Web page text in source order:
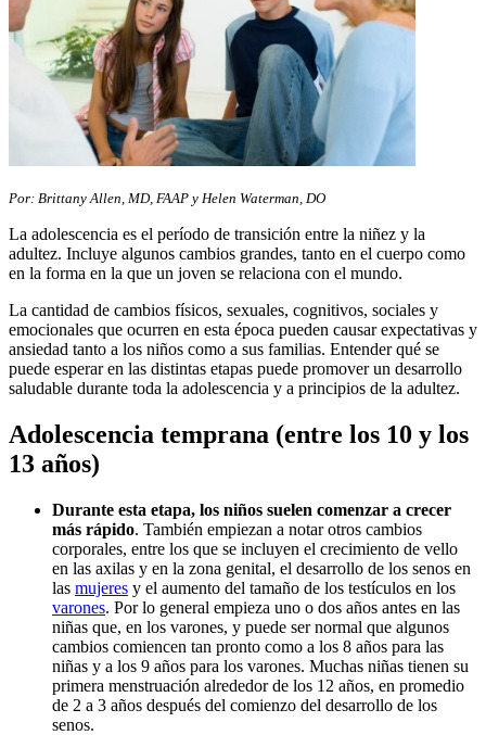
Por: Brittany Allen, MD, FAAP y Helen Waterman, DO
La adolescencia es el período de transición entre la niñez y la
adultez. Incluye algunos cambios grandes, tanto en el cuerpo como
en la forma en la que un joven se relaciona con el mundo.
La cantidad de cambios físicos, sexuales, cognitivos, sociales y
emocionales que ocurren en esta época pueden causar expectativas y
ansiedad tanto a los niños como a sus familias. Entender qué se
puede esperar en las distintas etapas puede promover un desarrollo
saludable durante toda la adolescencia y a principios de la adultez.
Adolescencia temprana (entre los 10 y los
13 años)
Durante esta etapa, los niños suelen comenzar a crecer
más rápido. También empiezan a notar otros cambios
corporales, entre los que se incluyen el crecimiento de vello
en las axilas y en la zona genital, el desarrollo de los senos en
las mujeres y el aumento del tamaño de los testículos en los
varones. Por lo general empieza uno o dos años antes en las
niñas que, en los varones, y puede ser normal que algunos
cambios comiencen tan pronto como a los 8 años para las
niñas y a los 9 años para los varones. Muchas niñas tienen su
primera menstruación alrededor de los 12 años, en promedio
de 2 a 3 años después del comienzo del desarrollo de los
senos.